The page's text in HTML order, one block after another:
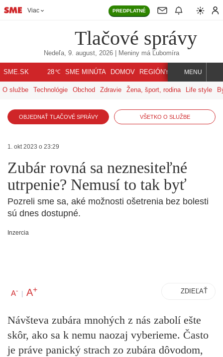
Viac PREDPLATNÉ
Tlačové správy
Nedeľa, 9. august, 2026 | Meniny má Ľubomíra
SME.SK 28℃ SME MINÚTA DOMOV REGIÓNY INDEX SVET
MENU
O službe Technológie Obchod Zdravie Žena, šport, rodina Life style
OBJEDNAŤ TLAČOVÉ SPRÁVY VŠETKO O SLUŽBE
1. okt 2023 o 23:29
Zubár rovná sa neznesiteľné
utrpenie? Nemusí to tak byť
Pozreli sme sa, aké možnosti ošetrenia bez bolesti
sú dnes dostupné.
Inzercia
A- | A+ ZDIEĽAŤ
Návšteva zubára mnohých z nás zabolí ešte
skôr, ako sa k nemu naozaj vyberieme. Často
je práve panický strach zo zubára dôvodom,